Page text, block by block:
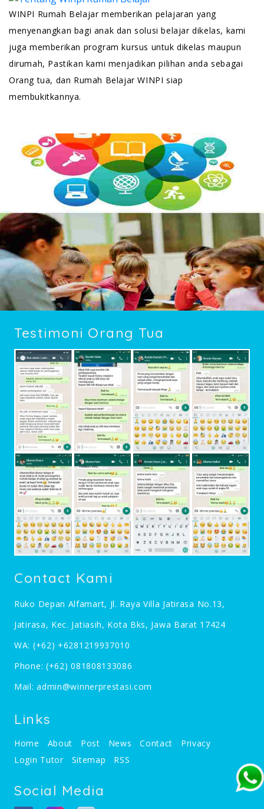
WINPI Rumah Belajar memberikan pelajaran yang
menyenangkan bagi anak dan solusi belajar dikelas, kami
juga memberikan program kursus untuk dikelas maupun
dirumah, Pastikan kami menjadikan pilihan anda sebagai
Orang tua, dan Rumah Belajar WINPI siap
membukitkannya.
Testimoni Orang Tua
Contact Kami
Ruko Depan Alfamart, Jl. Raya Villa Jatirasa No.13,
Jatirasa, Kec. Jatiasih, Kota Bks, Jawa Barat 17424
WA: (+62) +6281219937010
Phone: (+62) 081808133086
Mail:admin@winnerprestasi.com
Links
Home About Post News Contact
Privacy
Login Tutor
Sitemap RSS
Social Media